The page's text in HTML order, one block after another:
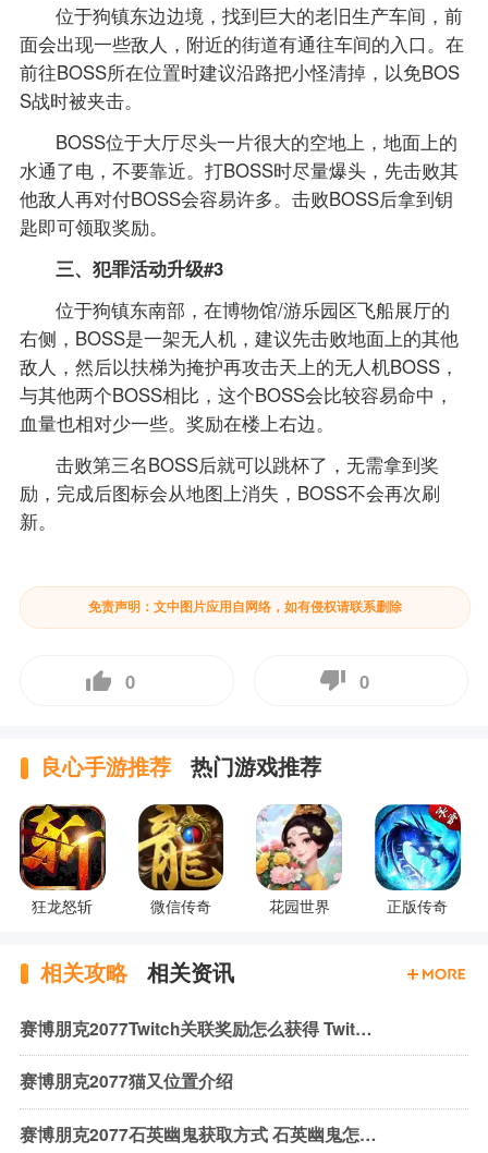
位于狗镇东边边境，找到巨大的老旧生产车间，前
面会出现一些敌人，附近的街道有通往车间的入口。在
前往BOSS所在位置时建议沿路把小怪清掉，以免BOS
S战时被夹击。
BOSS位于大厅尽头一片很大的空地上，地面上的
水通了电，不要靠近。打BOSS时尽量爆头，先击败其
他敌人再对付BOSS会容易许多。击败BOSS后拿到钥
匙即可领取奖励。
三、犯罪活动升级#3
位于狗镇东南部，在博物馆/游乐园区飞船展厅的
右侧，BOSS是一架无人机，建议先击败地面上的其他
敌人，然后以扶梯为掩护再攻击天上的无人机BOSS，
与其他两个BOSS相比，这个BOSS会比较容易命中，
血量也相对少一些。奖励在楼上右边。
击败第三名BOSS后就可以跳杯了，无需拿到奖
励，完成后图标会从地图上消失，BOSS不会再次刷
新。
免责声明：文中图片应用自网络，如有侵权请联系删除
0 0
良心手游推荐 热门游戏推荐
狂龙怒斩 微信传奇 花园世界 正版传奇
相关攻略 相关资讯
赛博朋克2077Twitch关联奖励怎么获得 Twitch关联奖励领取方法
赛博朋克2077猫又位置介绍
赛博朋克2077石英幽鬼获取方式 石英幽鬼怎么得